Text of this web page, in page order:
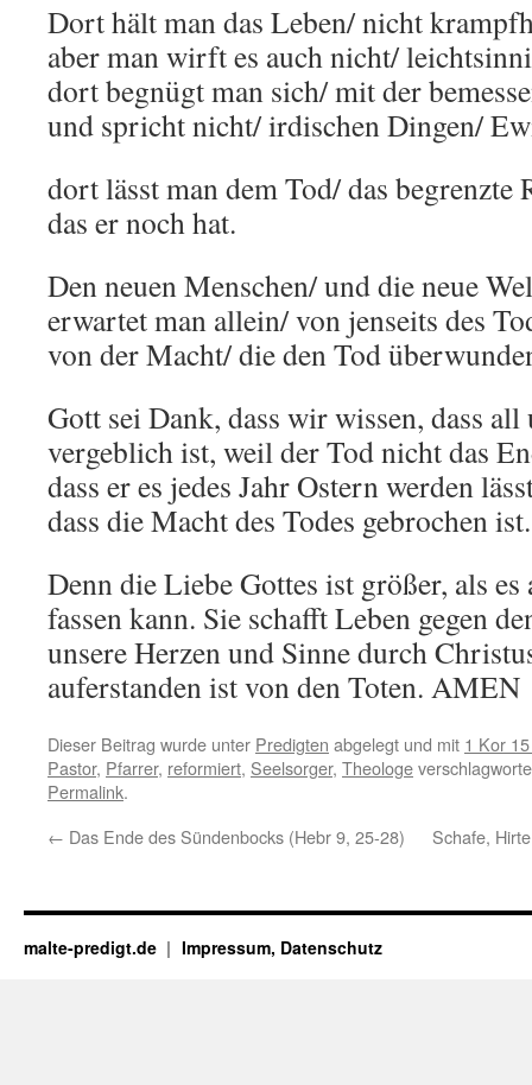
Dort hält man das Leben/ nicht
aber man wirft es auch nicht/
dort begnügt man sich/ mit der
und spricht nicht/ irdischen Dingen/
dort lässt man dem Tod/ das begrenzte
das er noch hat.
Den neuen Menschen/ und die neue
erwartet man allein/ von jenseits des
von der Macht/ die den Tod
Gott sei Dank, dass wir wissen, dass
vergeblich ist, weil der Tod nicht das
dass er es jedes Jahr Ostern werden
dass die Macht des Todes gebrochen ist.
Denn die Liebe Gottes ist größer, als
fassen kann. Sie schafft Leben gegen
unsere Herzen und Sinne durch
auferstanden ist von den Toten. AMEN
Dieser Beitrag wurde unter Predigten abgelegt und mit 1 Kor
Pastor, Pfarrer, reformiert, Seelsorger, Theologe
Permalink.
← Das Ende des Sündenbocks (Hebr 9, 25-28) Schafe,
malte-predigt.de Impressum, Datenschutz